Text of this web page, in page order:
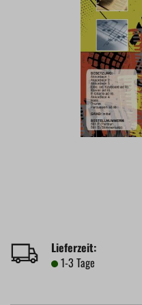
Lieferzeit:
1-3 Tage